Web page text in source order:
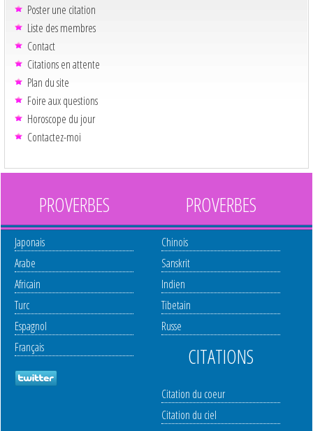
Poster une citation
Liste des membres
Contact
Citations en attente
Plan du site
Foire aux questions
Horoscope du jour
Contactez-moi
PROVERBES
Japonais
Arabe
Africain
Turc
Espagnol
Français
PROVERBES
Chinois
Sanskrit
Indien
Tibetain
Russe
CITATIONS
Citation du coeur
Citation du ciel